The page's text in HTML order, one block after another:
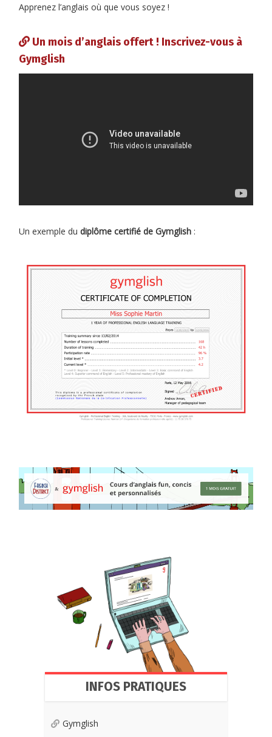
Apprenez l’anglais où que vous soyez !
Un mois d’anglais offert ! Inscrivez-vous à
Gymglish
Un exemple dudiplôme certifié de Gymglish :
INFOS PRATIQUES
Gymglish